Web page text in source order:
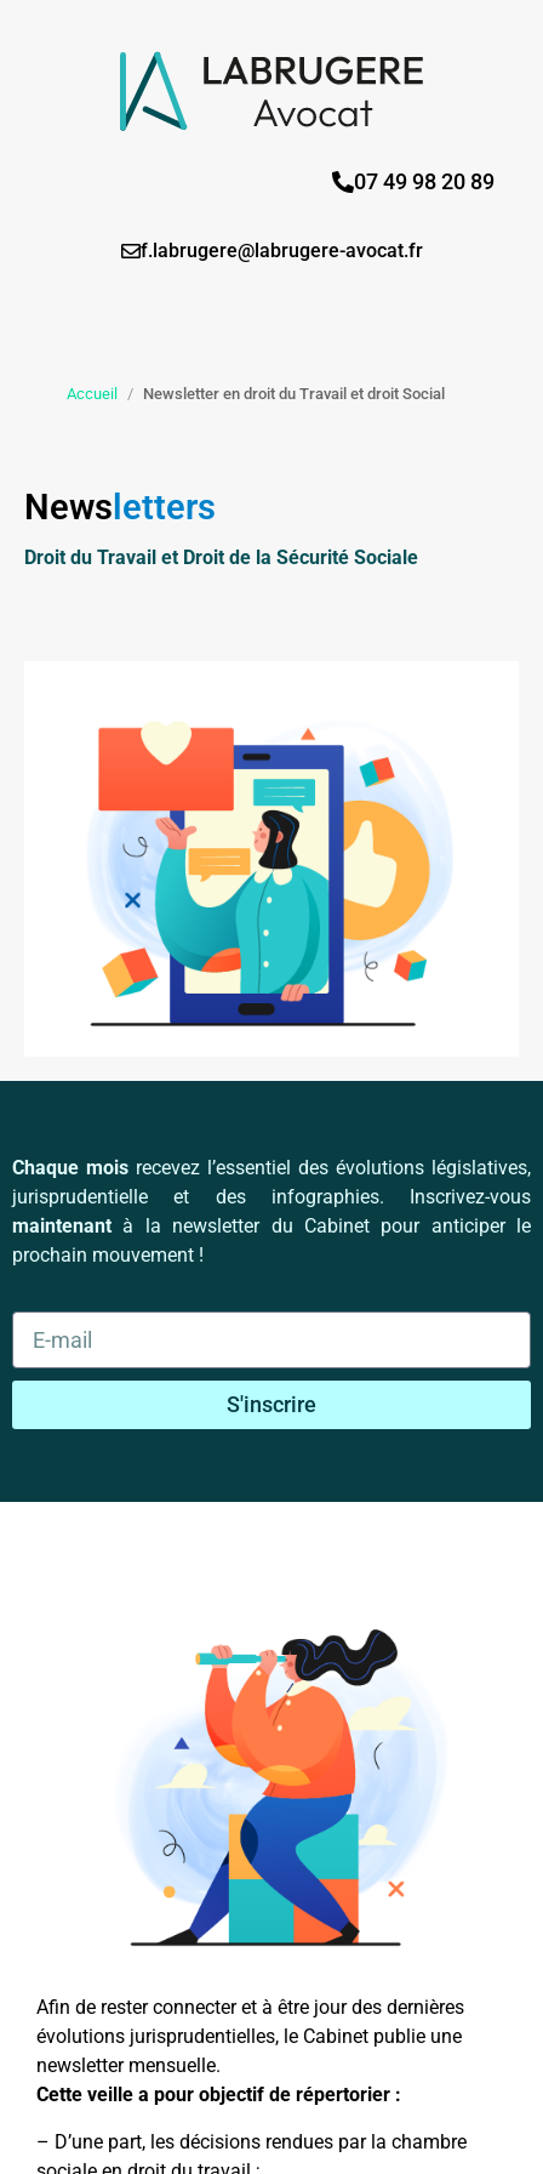
07 49 98 20 89
f.labrugere@labrugere-avocat.fr
Accueil / Newsletter en droit du Travail et droit Social
News letters
Droit du Travail et Droit de la Sécurité Sociale
Chaque mois recevez l’essentiel des évolutions législatives,
jurisprudentielle et des infographies. Inscrivez-vous
maintenant à la newsletter du Cabinet pour anticiper le
prochain mouvement !
S'inscrire
Afin de rester connecter et à être jour des dernières
évolutions jurisprudentielles, le Cabinet publie une
newsletter mensuelle.
Cette veille a pour objectif de répertorier :
– D’une part, les décisions rendues par la chambre